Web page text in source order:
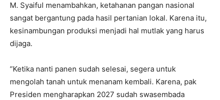
M. Syaiful menambahkan, ketahanan pangan nasional
sangat bergantung pada hasil pertanian lokal. Karena itu,
kesinambungan produksi menjadi hal mutlak yang harus
dijaga.
“Ketika nanti panen sudah selesai, segera untuk
mengolah tanah untuk menanam kembali. Karena, pak
Presiden mengharapkan 2027 sudah swasembada